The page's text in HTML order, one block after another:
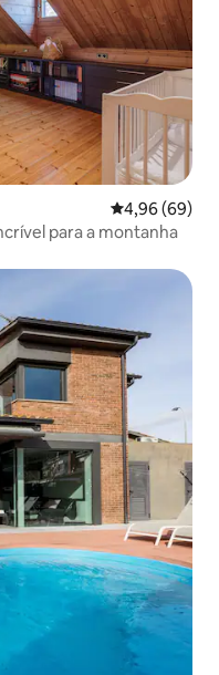
4,96 de uma
4,96 (69)
para a montanha